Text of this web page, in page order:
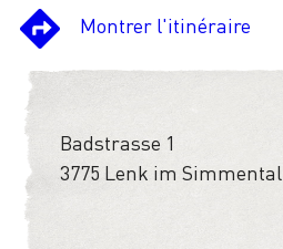
Montrer l'itinéraire
Badstrasse 1
3775 Lenk im Simmental